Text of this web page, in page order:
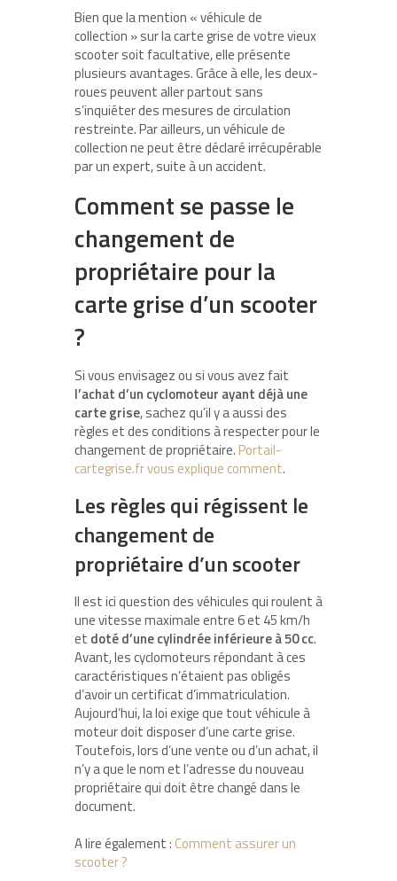
Bien que la mention « véhicule de
collection » sur la carte grise de votre vieux
scooter soit facultative, elle présente
plusieurs avantages. Grâce à elle, les deux-
roues peuvent aller partout sans
s’inquiéter des mesures de circulation
restreinte. Par ailleurs, un véhicule de
collection ne peut être déclaré irrécupérable
par un expert, suite à un accident.
Comment se passe le
changement de
propriétaire pour la
carte grise d’un scooter
?
Si vous envisagez ou si vous avez fait
l’achat d’un cyclomoteur ayant déjà une
carte grise, sachez qu’il y a aussi des
règles et des conditions à respecter pour le
changement de propriétaire. Portail-
cartegrise.fr vous explique comment.
Les règles qui régissent le
changement de
propriétaire d’un scooter
Il est ici question des véhicules qui roulent à
une vitesse maximale entre 6 et 45 km/h
et doté d’une cylindrée inférieure à 50 cc.
Avant, les cyclomoteurs répondant à ces
caractéristiques n’étaient pas obligés
d’avoir un certificat d’immatriculation.
Aujourd’hui, la loi exige que tout véhicule à
moteur doit disposer d’une carte grise.
Toutefois, lors d’une vente ou d’un achat, il
n’y a que le nom et l’adresse du nouveau
propriétaire qui doit être changé dans le
document.
A lire également : Comment assurer un
scooter ?